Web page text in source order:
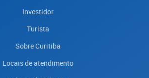
Investidor
Turista
Sobre Curitiba
Locais de atendimento